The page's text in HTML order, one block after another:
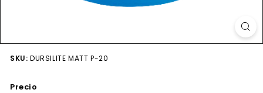
SKU: DURSILITE MATT P-20
Precio